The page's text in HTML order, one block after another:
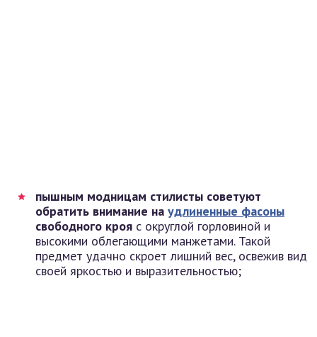
пышным модницам стилисты советуют
обратить внимание на удлиненные фасоны
свободного кроя с округлой горловиной и
высокими облегающими манжетами. Такой
предмет удачно скроет лишний вес, освежив вид
своей яркостью и выразительностью;